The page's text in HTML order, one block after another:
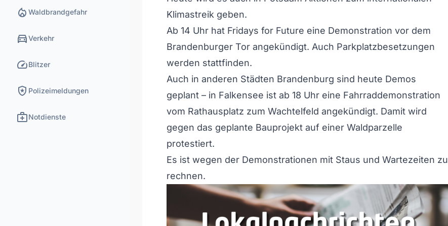
local_fire_department Waldbrandgefahr
directions_carVerkehr
speedBlitzer
local_police Polizeimeldungen
medical_servicesNotdienste
Klimastreik geben.
Ab 14 Uhr hat Fridays for Future eine Demonstration vor dem
Brandenburger Tor angekündigt. Auch Parkplatzbesetzungen
werden stattfinden.
Auch in anderen Städten Brandenburg sind heute Demos
geplant – in Falkensee ist ab 18 Uhr eine Fahrraddemonstration
vom Rathausplatz zum Wachtelfeld angekündigt. Damit wird
gegen das geplante Bauprojekt auf einer Waldparzelle
protestiert.
Es ist wegen der Demonstrationen mit Staus und Wartezeiten zu
rechnen.